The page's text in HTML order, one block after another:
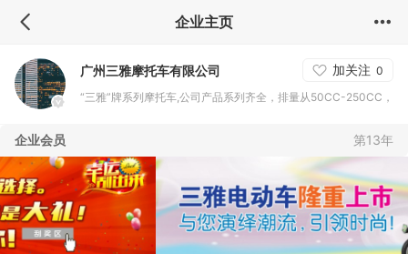
企业主页
广州三雅摩托车有限公司 加关注 0
“三雅”牌系列摩托车,公司产品系列齐全，排量从50CC-250CC，
企业会员 第13年